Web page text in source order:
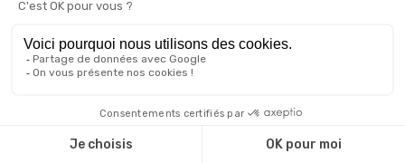
Ville: Vichy